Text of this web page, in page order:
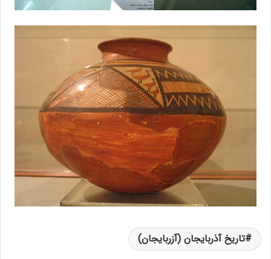
تاریخ آذربایجان (آزربایجان)